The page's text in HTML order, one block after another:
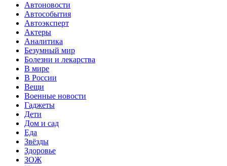
Автоновости
Автособытия
Автоэксперт
Актеры
Аналитика
Безумный мир
Болезни и лекарства
В мире
В России
Вещи
Военные новости
Гаджеты
Дети
Дом и сад
Еда
Звёзды
Здоровье
ЗОЖ